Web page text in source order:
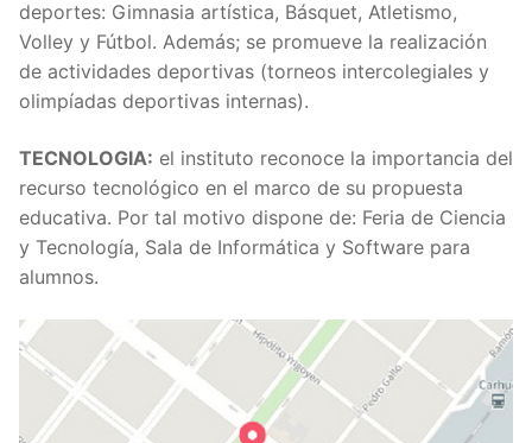
deportes: Gimnasia artística, Básquet, Atletismo,
Volley y Fútbol. Además; se promueve la realización
de actividades deportivas (torneos intercolegiales y
olimpíadas deportivas internas).
TECNOLOGIA: el instituto reconoce la importancia del
recurso tecnológico en el marco de su propuesta
educativa. Por tal motivo dispone de: Feria de Ciencia
y Tecnología, Sala de Informática y Software para
alumnos.